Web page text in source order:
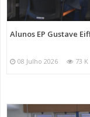
Alunos EP Gustave
08 Julho 2026 73 K